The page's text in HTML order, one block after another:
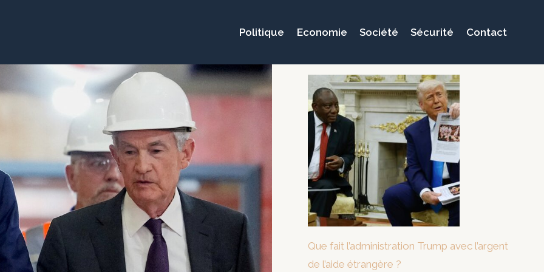
Politique Economie Société Sécurité Contact
Que fait l’administration Trump avec l’argent
de l’aide étrangère ?